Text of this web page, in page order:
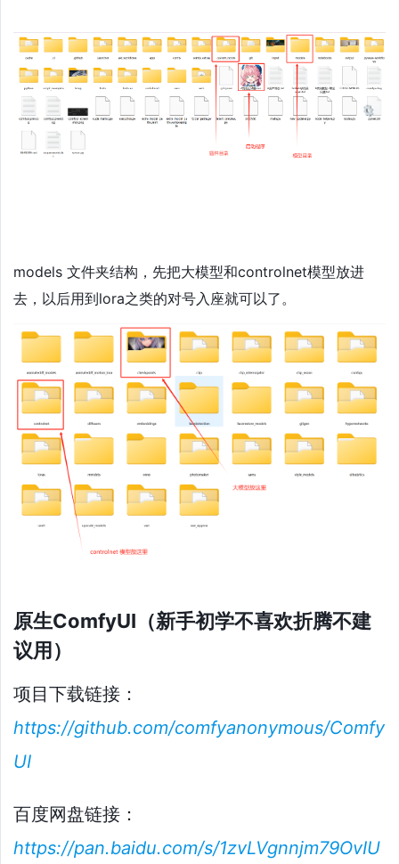
models 文件夹结构，先把大模型和controlnet模型放进
去，以后用到lora之类的对号入座就可以了。
原生ComfyUI（新手初学不喜欢折腾不建
议用）
项目下载链接：
https://github.com/comfyanonymous/Comfy
UI
百度网盘链接：
https://pan.baidu.com/s/1zvLVgnnjm79OvIU